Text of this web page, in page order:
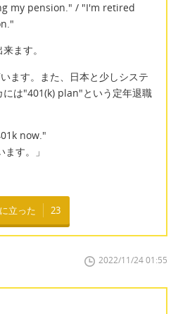
my pension." / "I'm retired
ます。
ます。また、日本と少しシステ
には"401(k) plan"という定年退職
now."
す。」
立った 23
2022/11/24 01:55